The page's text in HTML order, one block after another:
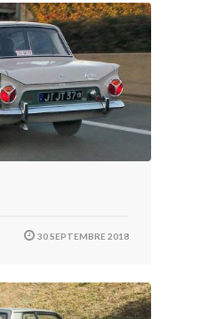
30 SEPTEMBRE 2018